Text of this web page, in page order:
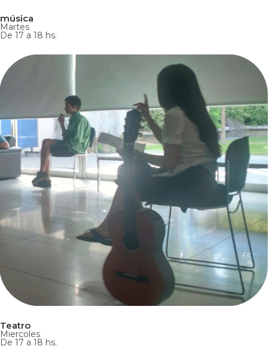
música
Martes
De 17 a 18 hs.
Teatro
Miercoles
De 17 a 18 hs.